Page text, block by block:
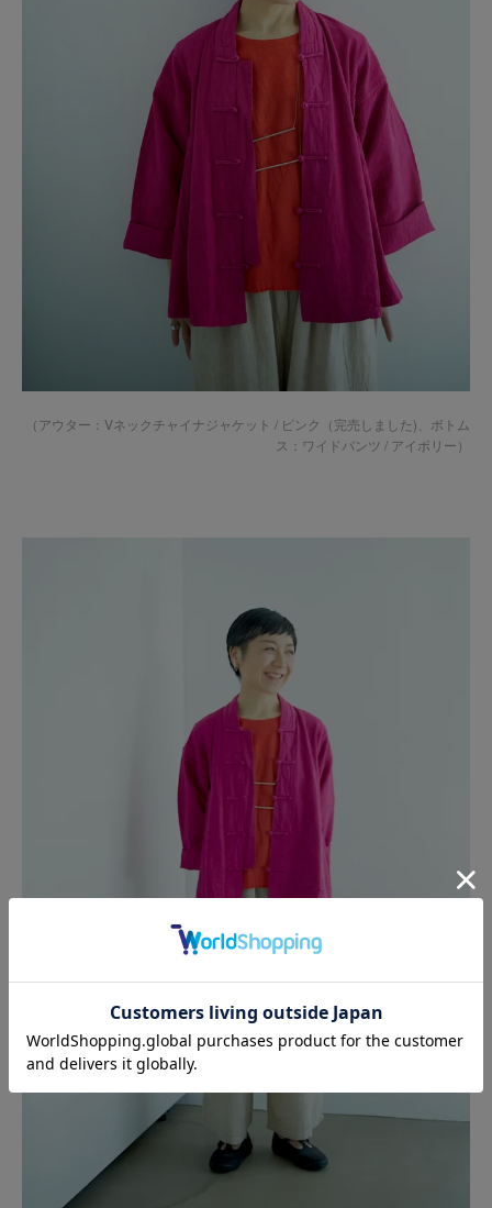
（アウター：Vネックチャイナジャケット / ピンク（完売しました)、ボトム
ス： ワイドパンツ / アイボリー）